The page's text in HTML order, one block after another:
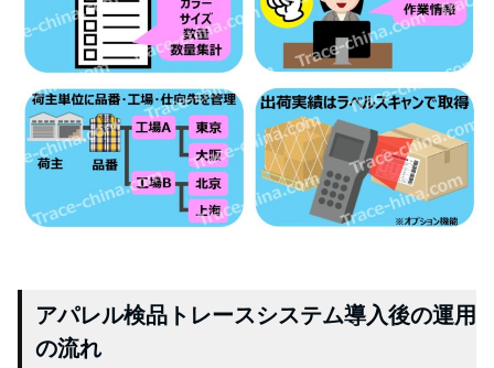
アパレル検品トレースシステム導入後の運用
の流れ